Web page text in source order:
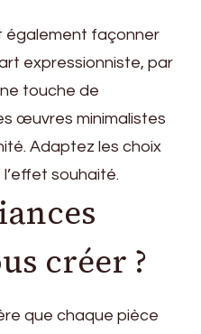
également façonner
expressionniste, par
touche de
œuvres minimalistes
Adaptez les choix
souhaité.
créer ?
que chaque pièce